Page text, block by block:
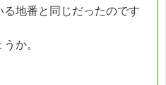
地番と同じだったのです
か。